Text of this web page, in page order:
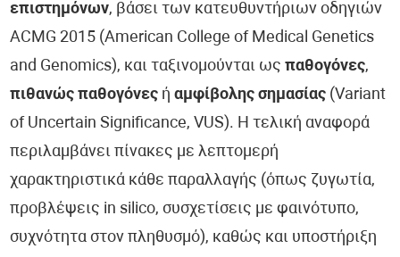
επιστημόνων, βάσει των κατευθυντήριων οδηγιών
ACMG 2015 (American College of Medical Genetics
and Genomics), και ταξινομούνται ωςπαθογόνες,
πιθανώς παθογόνες ήαμφίβολης σημασίας (Variant
of Uncertain Significance, VUS). Η τελική αναφορά
περιλαμβάνει πίνακες με λεπτομερή
χαρακτηριστικά κάθε παραλλαγής (όπως ζυγωτία,
προβλέψεις in silico, συσχετίσεις με φαινότυπο,
συχνότητα στον πληθυσμό), καθώς και υποστήριξη